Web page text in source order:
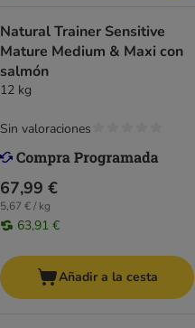
Natural Trainer Sensitive
Mature Medium & Maxi con
salmón
12 kg
67,99 €
5,67 € / kg
63,91 €
Sin valoraciones
Añadir a la cesta